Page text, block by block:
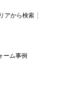
アから検索
ーム事例